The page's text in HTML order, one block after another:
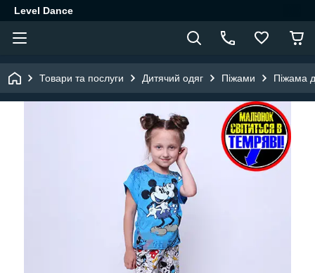
Level Dance
Товари та послуги Дитячий одяг Піжами Піжама